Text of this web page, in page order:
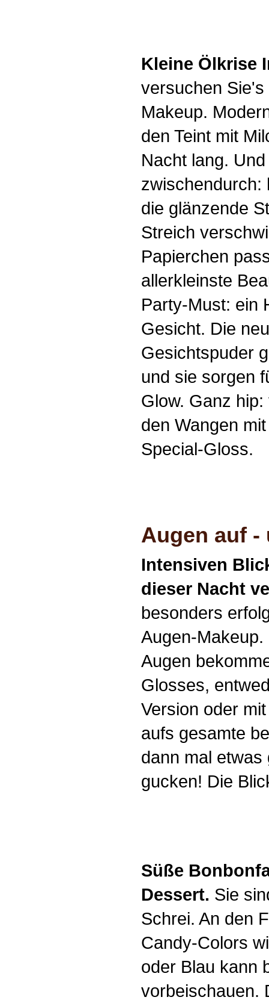
Kleine Ölkrise
versuchen
Makeup.
den Teint mit
Nacht lang.
zwischendurch:
die glänzende
Streich
Papierchen
allerkleinste
Party-Must: ein
Gesicht. Die
Gesichtspuder
und sie sorgen
Glow. Ganz
den Wangen
Special-Gloss.
Augen auf -
Intensiven
dieser Nacht
besonders
Augen-
Augen
Glosses,
Version oder
aufs gesamte
dann mal
gucken! Die
Süße
Dessert. Sie
Schrei. An den
Candy-Colors
oder Blau kann
vorbeischauen.